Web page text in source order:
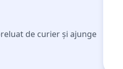
de curier și ajunge